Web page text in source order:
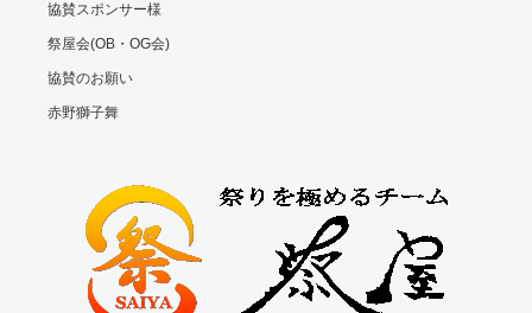
協賛スポンサー様
祭屋会(OB・OG会)
協賛のお願い
赤野獅子舞